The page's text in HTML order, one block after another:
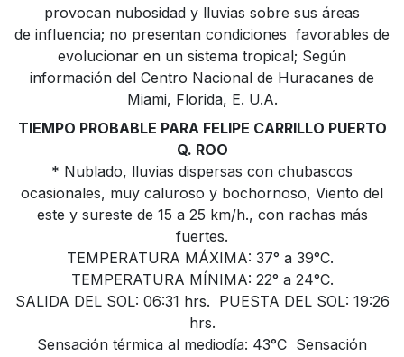
provocan nubosidad y lluvias sobre sus áreas
de influencia; no presentan condiciones favorables de
evolucionar en un sistema tropical; Según
información del Centro Nacional de Huracanes de
Miami, Florida, E. U.A.
TIEMPO PROBABLE PARA FELIPE CARRILLO PUERTO
Q. ROO
* Nublado, lluvias dispersas con chubascos
ocasionales, muy caluroso y bochornoso, Viento del
este y sureste de 15 a 25 km/h., con rachas más
fuertes.
TEMPERATURA MÁXIMA: 37° a 39°C.
TEMPERATURA MÍNIMA: 22° a 24°C.
SALIDA DEL SOL: 06:31 hrs. PUESTA DEL SOL: 19:26
hrs.
Sensación térmica al mediodía: 43°C Sensación